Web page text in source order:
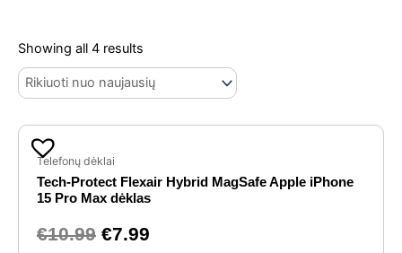
Showing all 4 results
Telefonų dėklai
Tech-Protect Flexair Hybrid MagSafe Apple iPhone
15 Pro Max dėklas
€10.99
price
was:
€10.99.
€7.99
is:
€7.99.